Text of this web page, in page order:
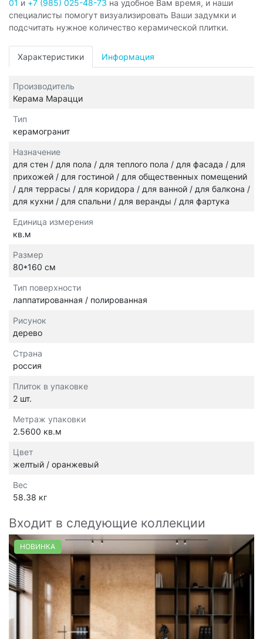
01 и +7 (985) 025-48-73 на удобное Вам время, и наши
специалисты помогут визуализировать Ваши задумки и
подсчитать нужное количество керамической плитки.
Характеристики Информация
Производитель
Керама Марацци
Тип
керамогранит
Назначение
для стен / для пола / для теплого пола / для фасада / для
прихожей / для гостиной / для общественных помещений
/ для террасы / для коридора / для ванной / для балкона /
для кухни / для спальни / для веранды / для фартука
Единица измерения
кв.м
Размер
80*160 см
Тип поверхности
лаппатированная / полированная
Рисунок
дерево
Страна
россия
Плиток в упаковке
2 шт.
Метраж упаковки
2.5600 кв.м
Цвет
желтый / оранжевый
Вес
58.38 кг
Входит в следующие коллекции
НОВИНКА